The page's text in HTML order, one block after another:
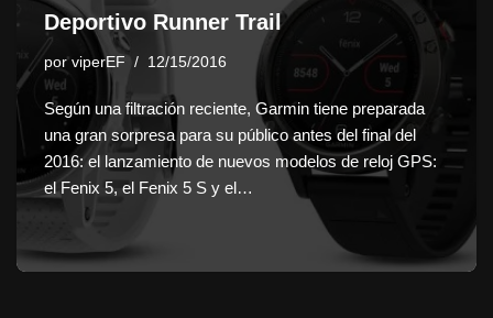
Deportivo Runner Trail
porviperEF 12/15/2016
Según una filtración reciente, Garmin tiene preparada
una gran sorpresa para su público antes del final del
2016: el lanzamiento de nuevos modelos de reloj GPS:
el Fenix 5, el Fenix 5 S y el…